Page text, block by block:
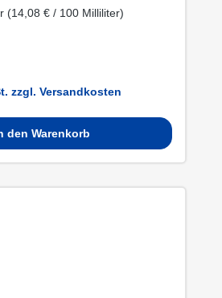
(14,08 € / 100 Milliliter)
zzgl. Versandkosten
den Warenkorb